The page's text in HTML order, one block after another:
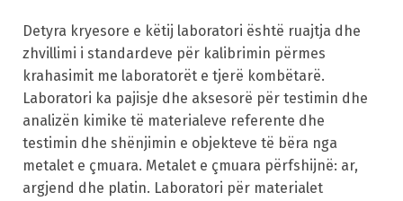
Detyra kryesore e këtij laboratori është ruajtja dhe
zhvillimi i standardeve për kalibrimin përmes
krahasimit me laboratorët e tjerë kombëtarë.
Laboratori ka pajisje dhe aksesorë për testimin dhe
analizën kimike të materialeve referente dhe
testimin dhe shënjimin e objekteve të bëra nga
metalet e çmuara. Metalet e çmuara përfshijnë: ar,
argjend dhe platin. Laboratori për materialet